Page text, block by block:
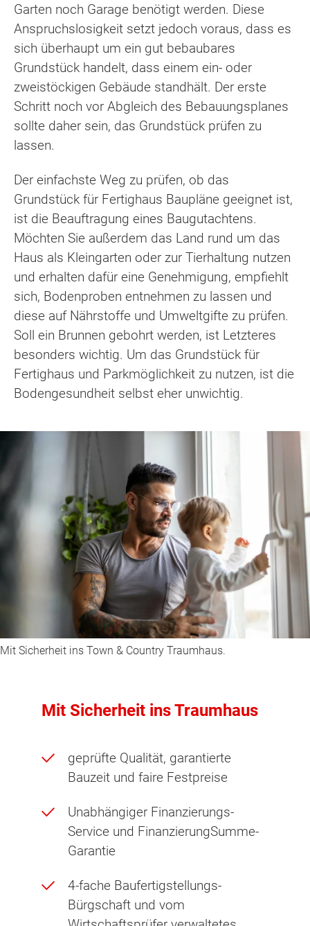
Garten noch Garage benötigt werden. Diese
Anspruchslosigkeit setzt jedoch voraus, dass es
sich überhaupt um ein gut bebaubares
Grundstück handelt, dass einem ein- oder
zweistöckigen Gebäude standhält. Der erste
Schritt noch vor Abgleich des Bebauungsplanes
sollte daher sein, das Grundstück prüfen zu
lassen.
Der einfachste Weg zu prüfen, ob das
Grundstück für Fertighaus Baupläne geeignet ist,
ist die Beauftragung eines Baugutachtens.
Möchten Sie außerdem das Land rund um das
Haus als Kleingarten oder zur Tierhaltung nutzen
und erhalten dafür eine Genehmigung, empfiehlt
sich, Bodenproben entnehmen zu lassen und
diese auf Nährstoffe und Umweltgifte zu prüfen.
Soll ein Brunnen gebohrt werden, ist Letzteres
besonders wichtig. Um das Grundstück für
Fertighaus und Parkmöglichkeit zu nutzen, ist die
Bodengesundheit selbst eher unwichtig.
Mit Sicherheit ins Town & Country Traumhaus.
Mit Sicherheit ins Traumhaus
geprüfte Qualität, garantierte
Bauzeit und faire Festpreise
Unabhängiger Finanzierungs-
Service und FinanzierungSumme-
Garantie
4-fache Baufertigstellungs-
Bürgschaft und vom